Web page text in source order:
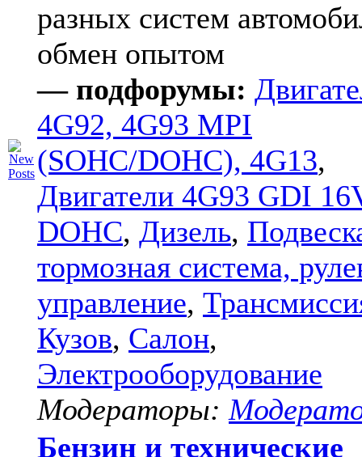
разных систем
обмен опытом
— подфорумы:
4G92, 4G93 MPI
(SOHC/DOHC), 4G13,
Двигатели 4G93 GDI
DOHC, Дизель,
тормозная система,
управление,
Кузов, Салон,
Электрооборудование
Модераторы:
Бензин и технические